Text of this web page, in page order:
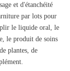
et d'étanchéité
par lots pour
le liquide oral, le
le produit de soins
plantes, de